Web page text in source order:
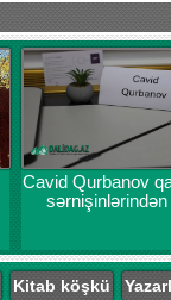
Cavid Qurbanov
sərnişinlərindən
Kitab köşkü